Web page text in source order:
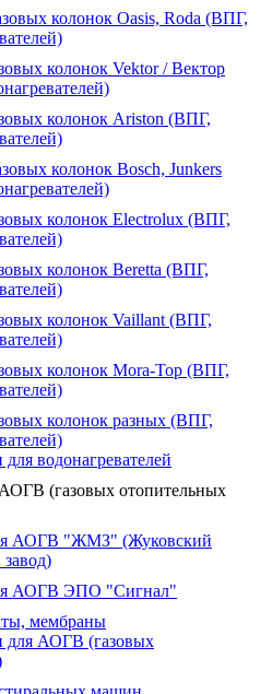
колонок Oasis, Roda (ВПГ,
колонок Vektor / Вектор
колонок Ariston (ВПГ,
колонок Bosch, Junkers
колонок Electrolux (ВПГ,
колонок Beretta (ВПГ,
колонок Vaillant (ВПГ,
колонок Mora-Top (ВПГ,
колонок разных (ВПГ,
для водонагревателей
(газовых отопительных
АОГВ "ЖМЗ" (Жуковский
АОГВ ЭПО "Сигнал"
мембраны
для АОГВ (газовых